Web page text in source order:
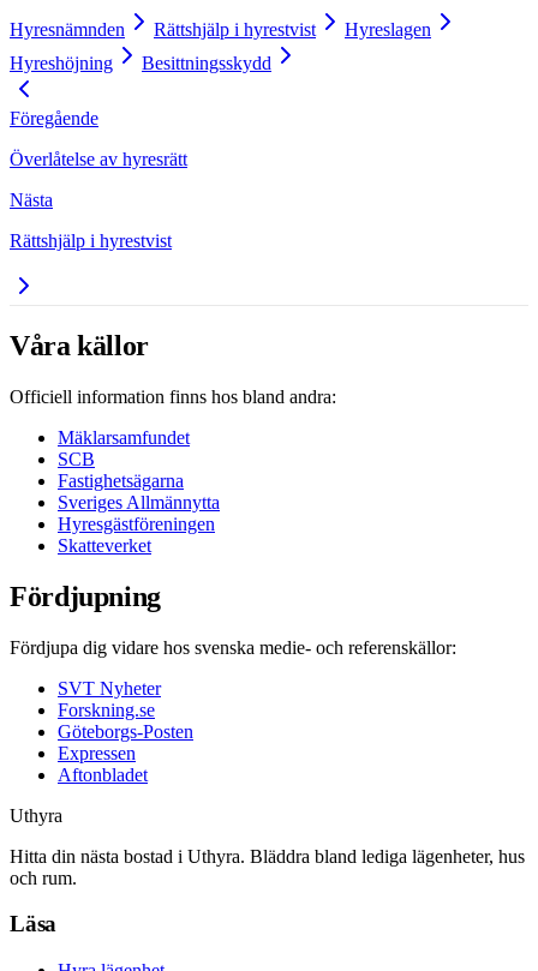
Hyresnämnden Rättshjälp i hyrestvist
Hyreslagen
Hyreshöjning
Besittningsskydd
Föregående
Överlåtelse av hyresrätt
Nästa
Rättshjälp i hyrestvist
Våra källor
Officiell information finns hos bland andra:
Mäklarsamfundet
SCB
Fastighetsägarna
Sveriges Allmännytta
Hyresgästföreningen
Skatteverket
Fördjupning
Fördjupa dig vidare hos svenska medie- och referenskällor:
SVT Nyheter
Forskning.se
Göteborgs-Posten
Expressen
Aftonbladet
Uthyra
Hitta din nästa bostad i Uthyra. Bläddra bland lediga lägenheter, hus
och rum.
Läsa